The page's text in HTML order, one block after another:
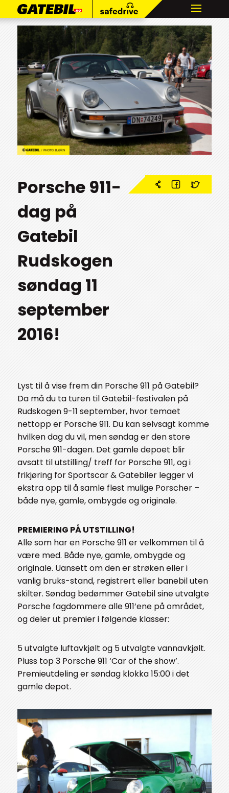
Porsche 911-
dag på
Gatebil
Rudskogen
søndag 11
september
2016!
Lyst til å vise frem din Porsche 911 på Gatebil?
Da må du ta turen til Gatebil-festivalen på
Rudskogen 9-11 september, hvor temaet
nettopp er Porsche 911. Du kan selvsagt komme
hvilken dag du vil, men søndag er den store
Porsche 911-dagen. Det gamle depoet blir
avsatt til utstilling/ treff for Porsche 911, og i
frikjøring for Sportscar & Gatebiler legger vi
ekstra opp til å samle flest mulige Porscher –
både nye, gamle, ombygde og originale.
PREMIERING PÅ UTSTILLING!
Alle som har en Porsche 911 er velkommen til å
være med. Både nye, gamle, ombygde og
originale. Uansett om den er strøken eller i
vanlig bruks-stand, registrert eller banebil uten
skilter. Søndag bedømmer Gatebil sine utvalgte
Porsche fagdommere alle 911’ene på området,
og deler ut premier i følgende klasser:
5 utvalgte luftavkjølt og 5 utvalgte vannavkjølt.
Pluss top 3 Porsche 911 ‘Car of the show’.
Premieutdeling er søndag klokka 15:00 i det
gamle depot.